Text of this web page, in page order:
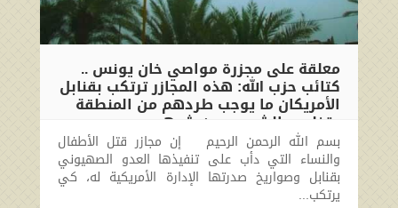
معلقة على مجزرة مواصي خان يونس ..
كتائب حزب الله: هذه المجازر ترتكب بقنابل
الأمريكان ما يوجب طردهم من المنطقة
وتخليص الشعوب من شرهم
2024-09-10 17:33:18
بسم الله الرحمن الرحيم إن مجازر قتل الأطفال
والنساء التي دأب على تنفيذها العدو الصهيوني
بقنابل وصواريخ صدرتها الإدارة الأمريكية له، كي
يرتكب...